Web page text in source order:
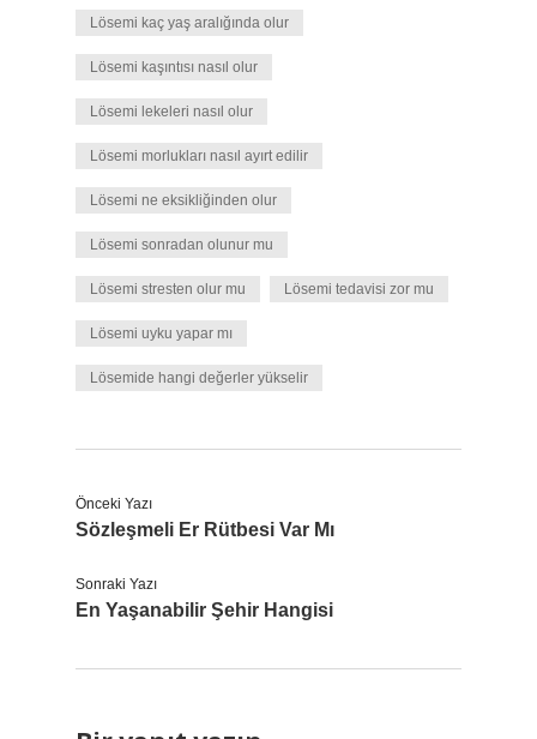
Lösemi kaç yaş aralığında olur
Lösemi kaşıntısı nasıl olur
Lösemi lekeleri nasıl olur
Lösemi morlukları nasıl ayırt edilir
Lösemi ne eksikliğinden olur
Lösemi sonradan olunur mu
Lösemi stresten olur mu Lösemi tedavisi zor mu
Lösemi uyku yapar mı
Lösemide hangi değerler yükselir
Önceki Yazı
Sözleşmeli Er Rütbesi Var Mı
Sonraki Yazı
En Yaşanabilir Şehir Hangisi